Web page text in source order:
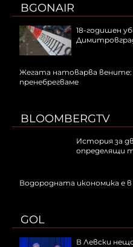
BGONAIR
18-годишен
Жегата натоварва вените:
пренебрегваме
BLOOMBERGTV
История за
определящи
Водородната икономика е
GOL
В Левски